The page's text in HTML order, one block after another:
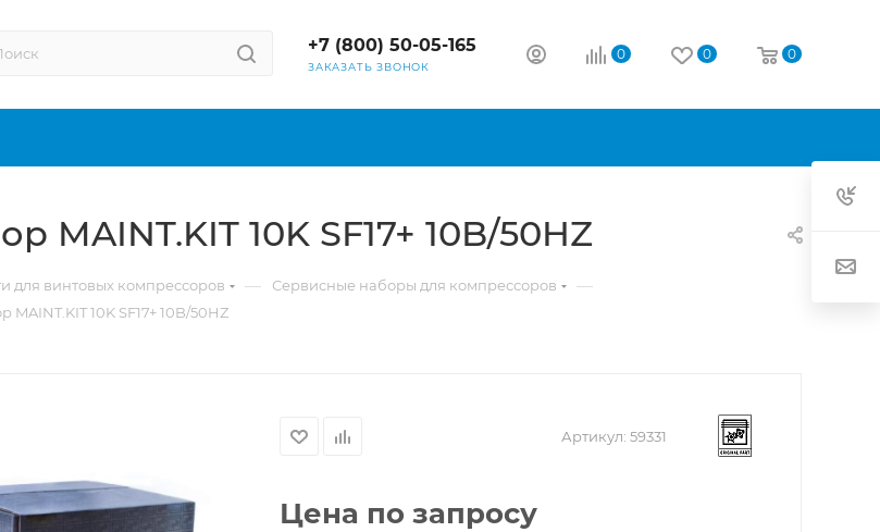
+7 (800) 50-05-165
ЗАКАЗАТЬ ЗВОНОК
0 0 0
MAINT.KIT 10K SF17+ 10B/50HZ
для винтовых компрессоров — Сервисные наборы для компрессоров —
10K SF17+ 10B/50HZ
Артикул: 59331
Цена по запросу